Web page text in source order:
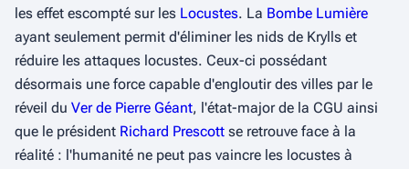
les effet escompté sur les Locustes. La Bombe Lumière
ayant seulement permit d'éliminer les nids de Krylls et
réduire les attaques locustes. Ceux-ci possédant
désormais une force capable d'engloutir des villes par le
réveil du Ver de Pierre Géant, l'état-major de la CGU ainsi
que le président Richard Prescott se retrouve face à la
réalité : l'humanité ne peut pas vaincre les locustes à